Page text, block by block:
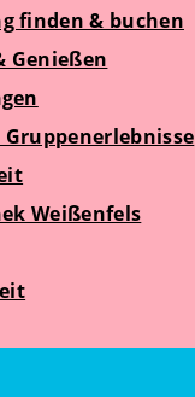
finden & buchen
Genießen
Weißenfels